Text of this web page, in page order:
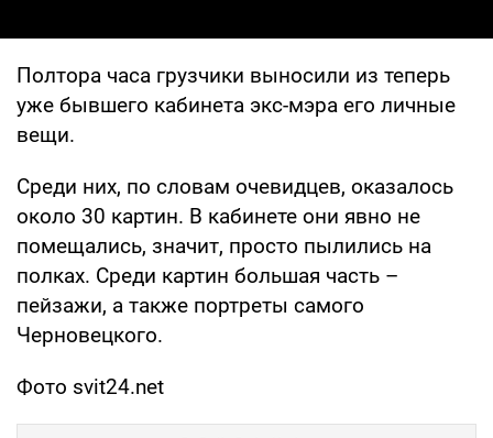
Полтора часа грузчики выносили из теперь
уже бывшего кабинета экс-мэра его личные
вещи.
Среди них, по словам очевидцев, оказалось
около 30 картин. В кабинете они явно не
помещались, значит, просто пылились на
полках. Среди картин большая часть –
пейзажи, а также портреты самого
Черновецкого.
Фото svit24.net